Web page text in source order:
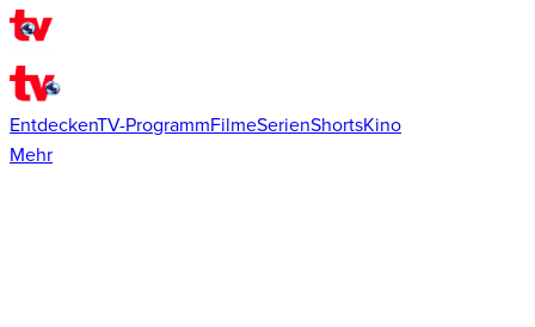
EntdeckenTV-ProgrammFilmeSerienShortsKino
Mehr